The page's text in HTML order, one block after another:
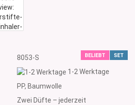
BELIEBT SET
8053-S
1-2 Werktage
PP, Baumwolle
Zwei Düfte – jederzeit